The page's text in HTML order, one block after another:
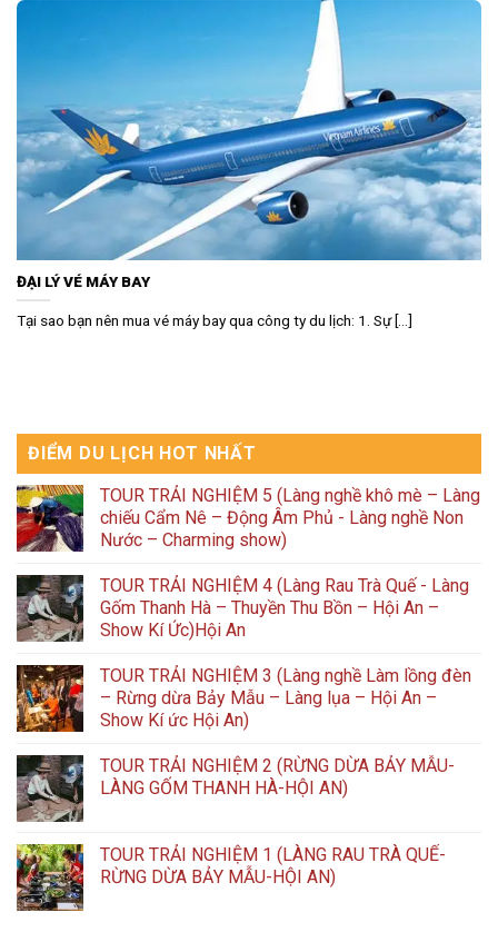
ĐẠI LÝ VÉ MÁY BAY
Tại sao bạn nên mua vé máy bay qua công ty du lịch: 1. Sự [...]
ĐIỂM DU LỊCH HOT NHẤT
TOUR TRẢI NGHIỆM 5 (Làng nghề khô mè – Làng
chiếu Cẩm Nê – Động Âm Phủ - Làng nghề Non
Nước – Charming show)
TOUR TRẢI NGHIỆM 4 (Làng Rau Trà Quế - Làng
Gốm Thanh Hà – Thuyền Thu Bồn – Hội An –
Show Kí Ức)Hội An
TOUR TRẢI NGHIỆM 3 (Làng nghề Làm lồng đèn
– Rừng dừa Bảy Mẫu – Làng lụa – Hội An –
Show Kí ức Hội An)
TOUR TRẢI NGHIỆM 2 (RỪNG DỪA BẢY MẪU-
LÀNG GỐM THANH HÀ-HỘI AN)
TOUR TRẢI NGHIỆM 1 (LÀNG RAU TRÀ QUẾ-
RỪNG DỪA BẢY MẪU-HỘI AN)